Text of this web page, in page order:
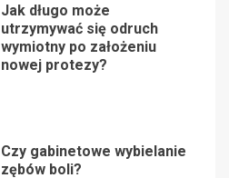
Jak długo może
utrzymywać się odruch
wymiotny po założeniu
nowej protezy?
Czy gabinetowe wybielanie
zębów boli?